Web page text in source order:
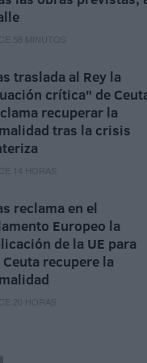
58 MINUTOS
traslada al Rey la
crítica" de
recuperar la
tras la crisis
14 HORAS
reclama en el
Europeo la
de la UE para
Ceuta recupere la
20 HORAS